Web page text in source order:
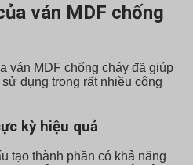
ván MDF chống
ván MDF chống cháy đã giúp
dụng trong rất nhiều công
kỳ hiệu quả
tạo thành phần có khả năng